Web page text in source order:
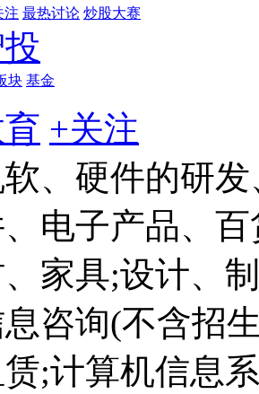
注 最热讨论 炒股大赛
块 基金
+关注
、硬件的研
电子产品、
家具;设计、
咨询(不含招
;计算机信息